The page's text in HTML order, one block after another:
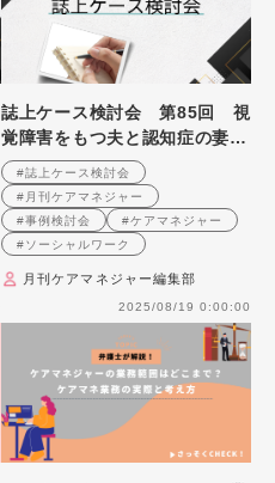
誌上ケース検討会 第85回 視
覚障害をもつ夫と認知症の妻の
生活支援を考える （2007年6
月号掲載）
#誌上ケース検討会
#月刊ケアマネジャー
#事例検討会
#ケアマネジャー
#ソーシャルワーク
月刊ケアマネジャー編集部
2025/08/19 0:00:00